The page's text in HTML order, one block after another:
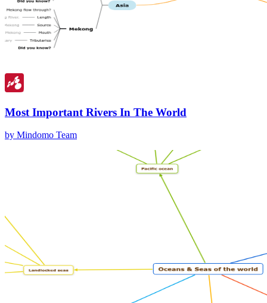
Most Important Rivers In The World
by Mindomo Team